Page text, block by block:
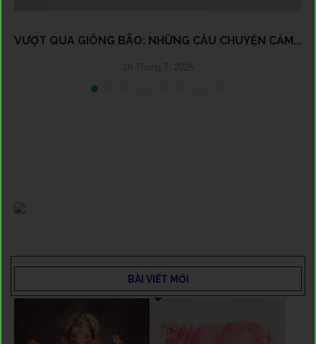
VƯỢT QUA GIÔNG BÃO: NHỮNG CÂU CHUYỆN CẢM...
18 Tháng 7, 2026
BÀI VIẾT MỚI